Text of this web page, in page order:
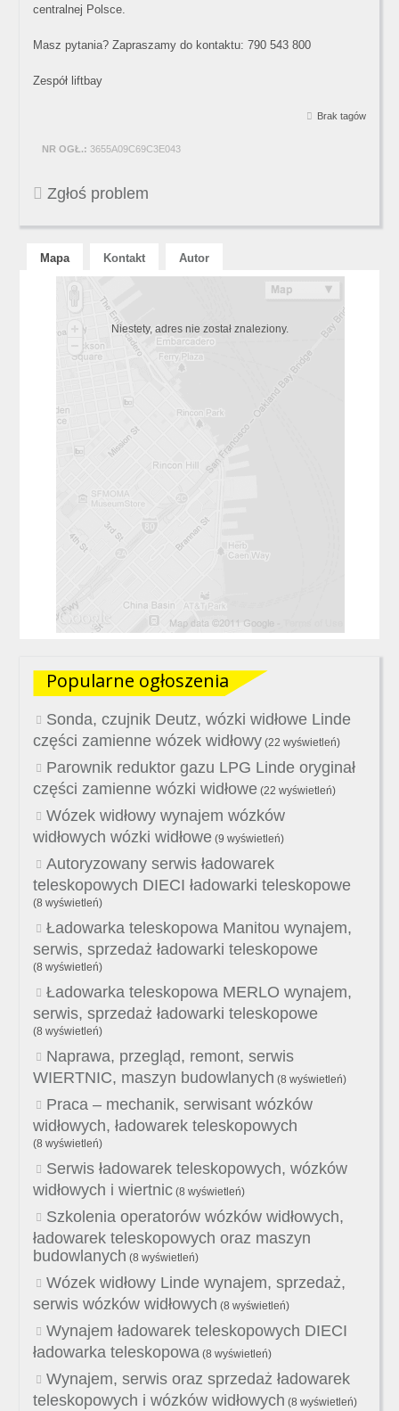
centralnej Polsce.
Masz pytania? Zapraszamy do kontaktu: 790 543 800
Zespół liftbay
Brak tagów
NR OGŁ.: 3655A09C69C3E043
Zgłoś problem
Mapa Kontakt Autor
Niestety, adres nie został znaleziony.
Popularne ogłoszenia
Sonda, czujnik Deutz, wózki widłowe Linde
części zamienne wózek widłowy (22 wyświetleń)
Parownik reduktor gazu LPG Linde oryginał
części zamienne wózki widłowe (22 wyświetleń)
Wózek widłowy wynajem wózków
widłowych wózki widłowe (9 wyświetleń)
Autoryzowany serwis ładowarek
teleskopowych DIECI ładowarki teleskopowe
(8 wyświetleń)
Ładowarka teleskopowa Manitou wynajem,
serwis, sprzedaż ładowarki teleskopowe
(8 wyświetleń)
Ładowarka teleskopowa MERLO wynajem,
serwis, sprzedaż ładowarki teleskopowe
(8 wyświetleń)
Naprawa, przegląd, remont, serwis
WIERTNIC, maszyn budowlanych (8 wyświetleń)
Praca – mechanik, serwisant wózków
widłowych, ładowarek teleskopowych
(8 wyświetleń)
Serwis ładowarek teleskopowych, wózków
widłowych i wiertnic (8 wyświetleń)
Szkolenia operatorów wózków widłowych,
ładowarek teleskopowych oraz maszyn
budowlanych (8 wyświetleń)
Wózek widłowy Linde wynajem, sprzedaż,
serwis wózków widłowych (8 wyświetleń)
Wynajem ładowarek teleskopowych DIECI
ładowarka teleskopowa (8 wyświetleń)
Wynajem, serwis oraz sprzedaż ładowarek
teleskopowych i wózków widłowych (8 wyświetleń)